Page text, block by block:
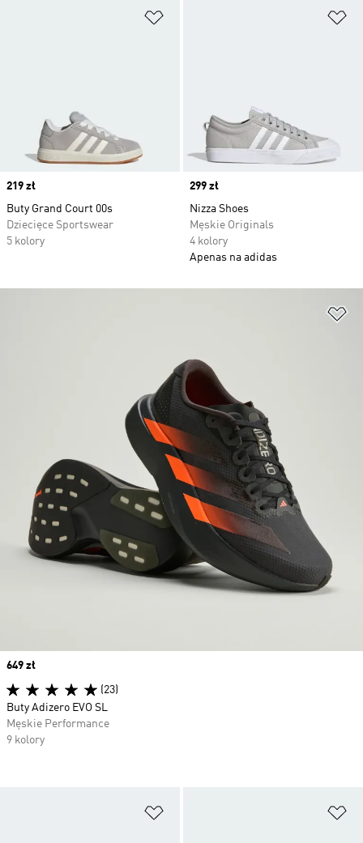
Price
219 zł
Buty Grand Court 00s
Dziecięce Sportswear
5 kolory
Price
299 zł
Nizza Shoes
Męskie Originals
4 kolory
Apenas na adidas
Price
649 zł
(23)
Buty Adizero EVO SL
Męskie Performance
9 kolory